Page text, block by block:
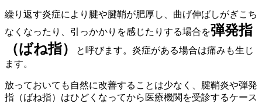
繰り返す炎症により腱や腱鞘が肥厚し、曲げ伸ばしがぎこち
なくなったり、引っかかりを感じたりする場合を弾発指
（ばね指）
と呼びます。炎症がある場合は痛みも生じ
ます。
放っておいても自然に改善することは少なく、腱鞘炎や弾発
指（ばね指）はひどくなってから医療機関を受診するケース